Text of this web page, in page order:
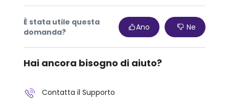
È stata utile questa
domanda?
Ano Ne
Hai ancora bisogno di aiuto?
Contatta il Supporto